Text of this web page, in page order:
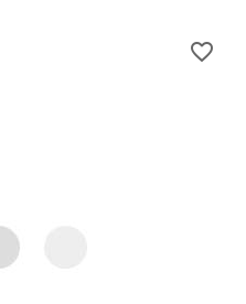
favorite_border